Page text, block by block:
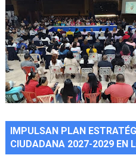
IMPULSAN PLAN
CIUDADANA 2027-2029 EN